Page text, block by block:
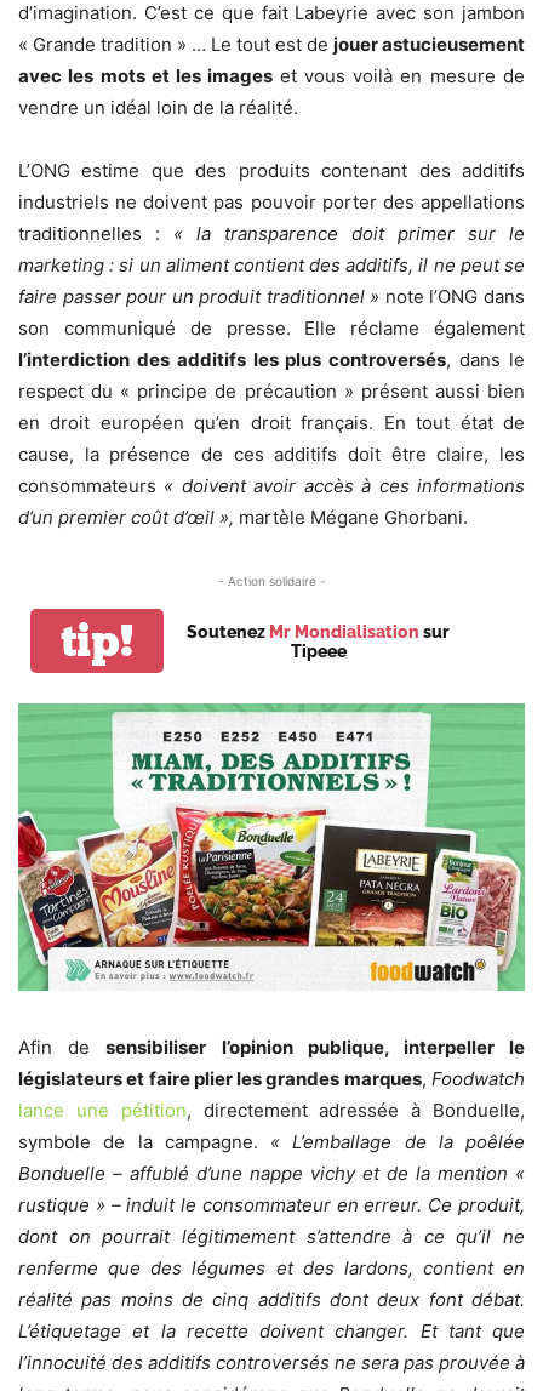
d’imagination. C’est ce que fait Labeyrie avec son jambon
« Grande tradition » … Le tout est de jouer astucieusement
avec les mots et les images et vous voilà en mesure de
vendre un idéal loin de la réalité.
L’ONG estime que des produits contenant des additifs
industriels ne doivent pas pouvoir porter des appellations
traditionnelles : « la transparence doit primer sur le
marketing : si un aliment contient des additifs, il ne peut se
faire passer pour un produit traditionnel » note l’ONG dans
son communiqué de presse. Elle réclame également
l’interdiction des additifs les plus controversés, dans le
respect du « principe de précaution » présent aussi bien
en droit européen qu’en droit français. En tout état de
cause, la présence de ces additifs doit être claire, les
consommateurs « doivent avoir accès à ces informations
d’un premier coût d’œil », martèle Mégane Ghorbani.
- Action solidaire -
tip! Soutenez Mr Mondialisation sur
Tipeee
Afin desensibiliser l’opinion publique, interpeller le
législateurs et faire plier les grandes marques,Foodwatch
lance une pétition, directement adressée à Bonduelle,
symbole de la campagne. « L’emballage de la poêlée
Bonduelle – affublé d’une nappe vichy et de la mention «
rustique » – induit le consommateur en erreur. Ce produit,
dont on pourrait légitimement s’attendre à ce qu’il ne
renferme que des légumes et des lardons, contient en
réalité pas moins de cinq additifs dont deux font débat.
L’étiquetage et la recette doivent changer. Et tant que
l’innocuité des additifs controversés ne sera pas prouvée à